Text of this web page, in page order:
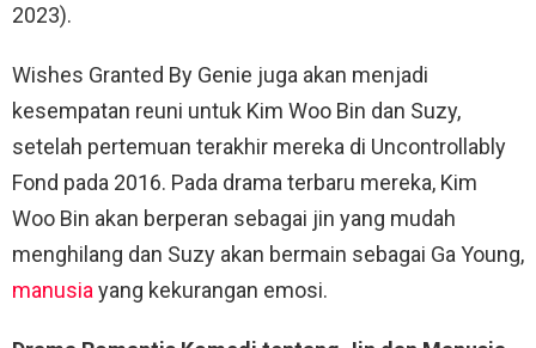
2023).
Wishes Granted By Genie juga akan menjadi
kesempatan reuni untuk Kim Woo Bin dan Suzy,
setelah pertemuan terakhir mereka di Uncontrollably
Fond pada 2016. Pada drama terbaru mereka, Kim
Woo Bin akan berperan sebagai jin yang mudah
menghilang dan Suzy akan bermain sebagai Ga Young,
manusia yang kekurangan emosi.